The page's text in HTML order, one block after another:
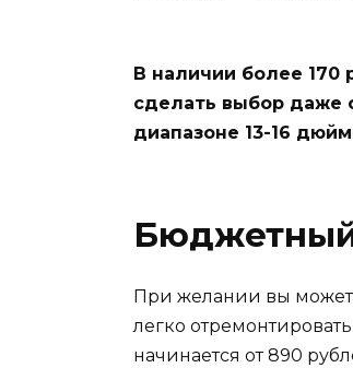
В наличии более 170
сделать выбор даже
диапазоне 13-16
При желании вы
легко
начинается от 890